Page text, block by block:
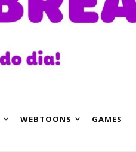
WEBTOONS GAMES